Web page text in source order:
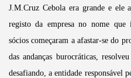
J.M.Cruz Cebola era grande e ele
registo da empresa no nome que
sócios começaram a afastar-se do
das andanças burocráticas,
desafiando, a entidade responsável